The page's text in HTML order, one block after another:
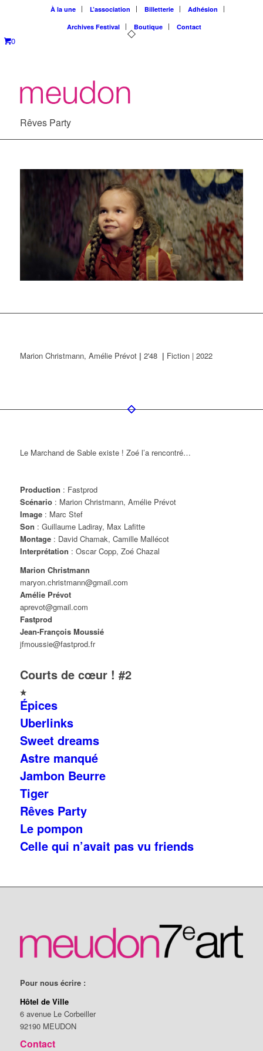
À la une L’association Billetterie
Adhésion
Archives Festival
Boutique Contact
0
Rêves Party
Marion Christmann, Amélie Prévot | 2'48 | Fiction | 2022
Le Marchand de Sable existe ! Zoé l’a rencontré…
Production : Fastprod
Scénario: Marion Christmann, Amélie Prévot
Image: Marc Stef
Son : Guillaume Ladiray, Max Lafitte
Montage: David Chamak, Camille Mallécot
Interprétation : Oscar Copp, Zoé Chazal
Marion Christmann
maryon.christmann@gmail.com
Amélie Prévot
aprevot@gmail.com
Fastprod
Jean-François Moussié
jfmoussie@fastprod.fr
Courts de cœur ! #2
Épices
Uberlinks
Sweet dreams
Astre manqué
Jambon Beurre
Tiger
Rêves Party
Le pompon
Celle qui n’avait pas vu friends
Pour nous écrire :
Hôtel de Ville
6 avenue Le Corbeiller
92190 MEUDON
Contact